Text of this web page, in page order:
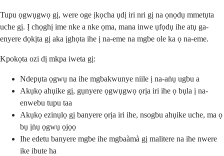
Tupu ọgwụgwọ gị, were oge ịkọcha ụdị iri nri gị na ọnọdụ mmetụta
uche gị. Ị chọghị ime nke a nke ọma, mana inwe ụfọdụ ihe atụ ga-
enyere dọkịta gị aka ịghọta ihe ị na-eme na mgbe ole ka ọ na-eme.
Kpokọta ozi dị mkpa iweta gị:
Ndepụta ọgwụ na ihe mgbakwunye niile ị na-aṅụ ugbu a
Akụkọ ahụike gị, gụnyere ọgwụgwọ ọrịa iri ihe ọ bụla ị na-
enwebu tupu taa
Akụkọ ezinụlọ gị banyere ọrịa iri ihe, nsogbu ahụike uche, ma ọ
bụ ịṅụ ọgwụ ọjọọ
Ihe edetu banyere mgbe ihe mgbaàmà gị malitere na ihe nwere
ike ibute ha